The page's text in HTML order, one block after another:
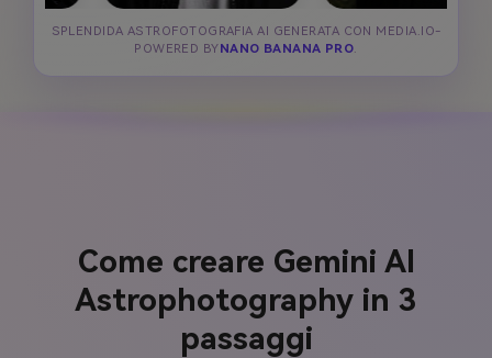
SPLENDIDA ASTROFOTOGRAFIA AI GENERATA CON MEDIA.IO-
POWERED BY NANO BANANA PRO.
Come creare Gemini AI
Astrophotography in 3
passaggi